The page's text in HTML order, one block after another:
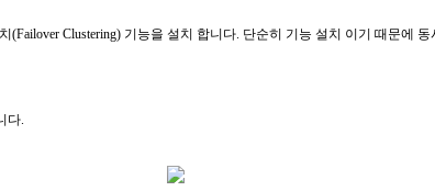
(Failover Clustering) 기능을 설치 합니다. 단순히 기능 설치 이기 때문에
다.